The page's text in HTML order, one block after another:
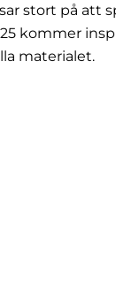
stort på att
kommer
materialet.